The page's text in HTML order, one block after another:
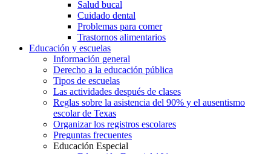
Salud bucal
Cuidado dental
Problemas para comer
Trastornos alimentarios
Educación y escuelas
Información general
Derecho a la educación pública
Tipos de escuelas
Las actividades después de clases
Reglas sobre la asistencia del 90% y el ausentismo
escolar de Texas
Organizar los registros escolares
Preguntas frecuentes
Educación Especial